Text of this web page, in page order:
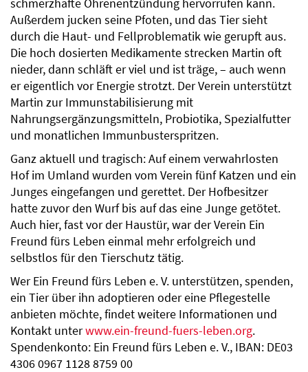
schmerzhafte Ohrenentzündung hervorrufen kann.
Außerdem jucken seine Pfoten, und das Tier sieht
durch die Haut- und Fellproblematik wie gerupft aus.
Die hoch dosierten Medikamente strecken Martin oft
nieder, dann schläft er viel und ist träge, – auch wenn
er eigentlich vor Energie strotzt. Der Verein unterstützt
Martin zur Immunstabilisierung mit
Nahrungsergänzungsmitteln, Probiotika, Spezialfutter
und monatlichen Immunbusterspritzen.
Ganz aktuell und tragisch: Auf einem verwahrlosten
Hof im Umland wurden vom Verein fünf Katzen und ein
Junges eingefangen und gerettet. Der Hofbesitzer
hatte zuvor den Wurf bis auf das eine Junge getötet.
Auch hier, fast vor der Haustür, war der Verein Ein
Freund fürs Leben einmal mehr erfolgreich und
selbstlos für den Tierschutz tätig.
Wer Ein Freund fürs Leben e. V. unterstützen, spenden,
ein Tier über ihn adoptieren oder eine Pflegestelle
anbieten möchte, findet weitere Informationen und
Kontakt unterwww.ein-freund-fuers-leben.org.
Spendenkonto: Ein Freund fürs Leben e. V., IBAN: DE03
4306 0967 1128 8759 00